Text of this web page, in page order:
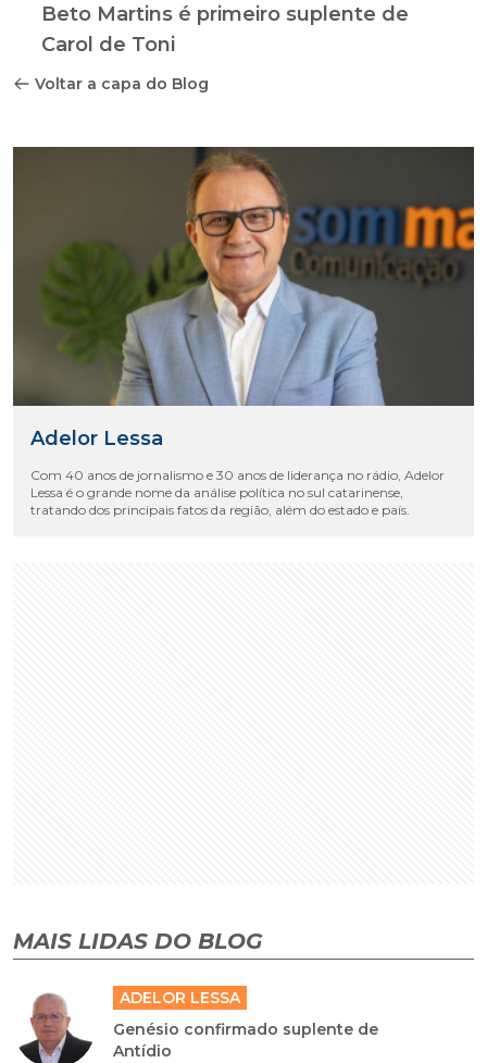
Beto Martins é primeiro suplente de
Carol de Toni
Voltar a capa do Blog
Adelor Lessa
Com 40 anos de jornalismo e 30 anos de liderança no rádio, Adelor
Lessa é o grande nome da análise política no sul catarinense,
tratando dos principais fatos da região, além do estado e país.
MAIS LIDAS DO BLOG
ADELOR LESSA
Genésio confirmado suplente de
Antídio